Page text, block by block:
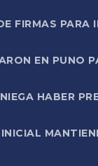
FIRMAS
EN PUNO
HABER